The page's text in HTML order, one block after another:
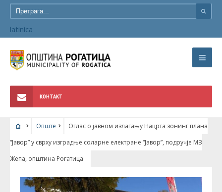
latinica
КОНТАКТ
Опште
Оглас о јавном излагању Нацрта зонинг плана
“Јавор” у сврху изградње соларне електране “Јавор”, подручје МЗ
Жепа, општина Рогатица